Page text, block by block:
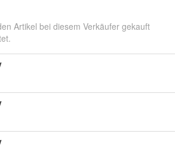
Artikel bei diesem Verkäufer gekauft